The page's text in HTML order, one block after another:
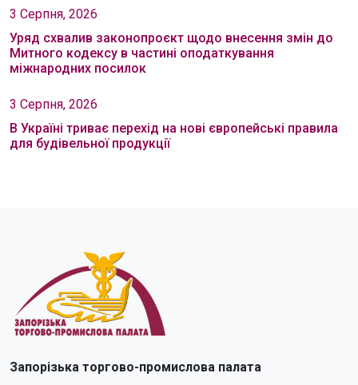
3 Серпня, 2026
Уряд схвалив законопроєкт щодо внесення змін до
Митного кодексу в частині оподаткування
міжнародних посилок
3 Серпня, 2026
В Україні триває перехід на нові європейські правила
для будівельної продукції
Запорізька торгово-промислова палата